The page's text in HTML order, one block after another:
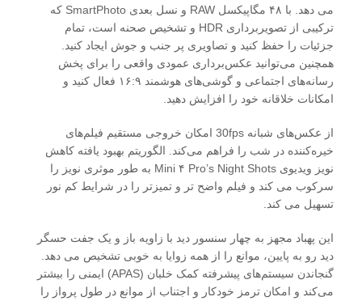
می دهد. با ۴۸ مگاپیکسل RAW و نسل بعدی SmartPhoto که
ترکیبی از تصویربرداری HDR و تشخیص صحنه است، تمام
جزئیات را حفظ کنید و تصاویری پر جنب و جوش ایجاد کنید.
همچنین می‌توانید عکس‌برداری عمودی واقعی را برای پخش
رسانه‌های اجتماعی و گوشی‌های هوشمند ۱۶:۹ فعال کنید و
امکانات خلاقانه خود را افزایش دهید.
از عکس‌های شبانه 30fps امکان خروجی مستقیم فیلم‌های
خیره‌کننده در شب را فراهم می‌کند. الگوریتم بهبود یافته کاهش
نویز ویدیوی Mini ۴ Pro’s Night Shots به طور موثری نویز را
سرکوب می کند و فیلم واضح تر و تمیزتر را در شرایط کم نور
تسهیل می کند.
این پهباد مجهز به چهار سنسور دید با زاویه باز و یک جفت حسگر
دید رو به پایین، موانع را از همه زوایا به خوبی تشخیص می دهد.
گنجاندن سیستم‌های پیشرفته کمک خلبان (APAS) ایمنی را بیشتر
می‌کند و امکان ترمز خودکار و اجتناب از موانع در طول پرواز را